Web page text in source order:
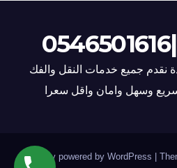
نقدم جميع خدمات النقل والفك
وسهل وامان واقل سعرا
Proudly powered by WordPress
.